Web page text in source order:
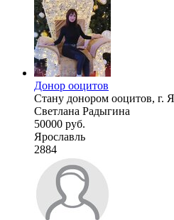
Донор ооцитов
Стану донором ооцитов, г.
Светлана Радыгина
50000 руб.
Ярославль
2884